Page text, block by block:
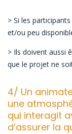
> Si les
et/ou peu
> Ils doivent aussi
que le projet ne
4/ Un
une
qui interagit
d’assurer la